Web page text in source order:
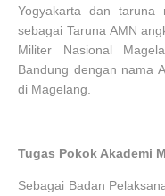
Yogyakarta dan taruna
sebagai Taruna AMN
Militer Nasional
Bandung dengan nama
di Magelang.
Tugas Pokok Akademi
Sebagai Badan